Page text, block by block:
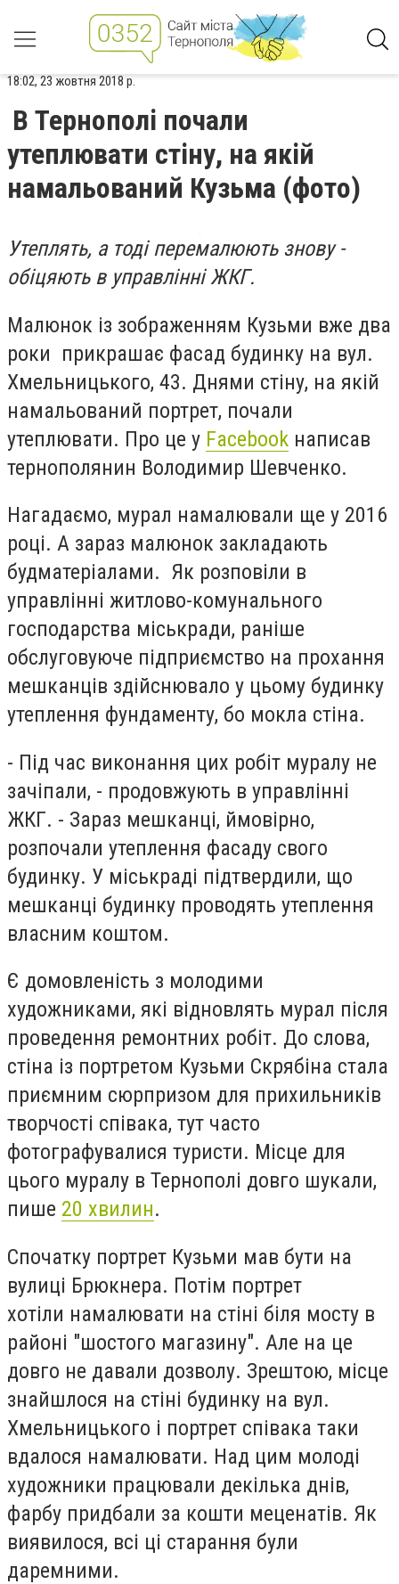
18:02, 23 жовтня 2018 р.
В Тернополі почали
утеплювати стіну, на якій
намальований Кузьма (фото)
Утеплять, а тоді перемалюють знову -
обіцяють в управлінні ЖКГ.
Малюнок із зображенням Кузьми вже два
роки прикрашає фасад будинку на вул.
Хмельницького, 43. Днями стіну, на якій
намальований портрет, почали
утеплювати. Про це у Facebook написав
тернополянин Володимир Шевченко.
Нагадаємо, мурал намалювали ще у 2016
році. А зараз малюнок закладають
будматеріалами. Як розповіли в
управлінні житлово-комунального
господарства міськради, раніше
обслуговуюче підприємство на прохання
мешканців здійснювало у цьому будинку
утеплення фундаменту, бо мокла стіна.
- Під час виконання цих робіт муралу не
зачіпали, - продовжують в управлінні
ЖКГ. - Зараз мешканці, ймовірно,
розпочали утеплення фасаду свого
будинку. У міськраді підтвердили, що
мешканці будинку проводять утеплення
власним коштом.
Є домовленість з молодими
художниками, які відновлять мурал після
проведення ремонтних робіт. До слова,
стіна із портретом Кузьми Скрябіна стала
приємним сюрпризом для прихильників
творчості співака, тут часто
фотографувалися туристи. Місце для
цього муралу в Тернополі довго шукали,
пише 20 хвилин.
Спочатку портрет Кузьми мав бути на
вулиці Брюкнера. Потім портрет
хотіли намалювати на стіні біля мосту в
районі "шостого магазину". Але на це
довго не давали дозволу. Зрештою, місце
знайшлося на стіні будинку на вул.
Хмельницького і портрет співака таки
вдалося намалювати. Над цим молоді
художники працювали декілька днів,
фарбу придбали за кошти меценатів. Як
виявилося, всі ці старання були
даремними.